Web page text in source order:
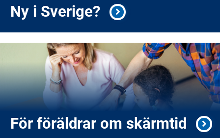
Ny i Sverige?
För föräldrar om skärmtid